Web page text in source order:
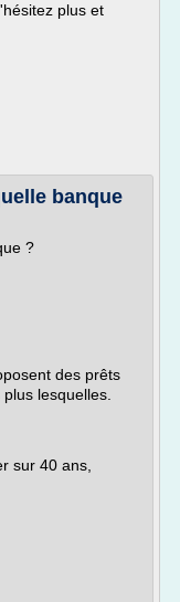
plus et
banque
?
des prêts
lesquelles.
sur 40 ans,